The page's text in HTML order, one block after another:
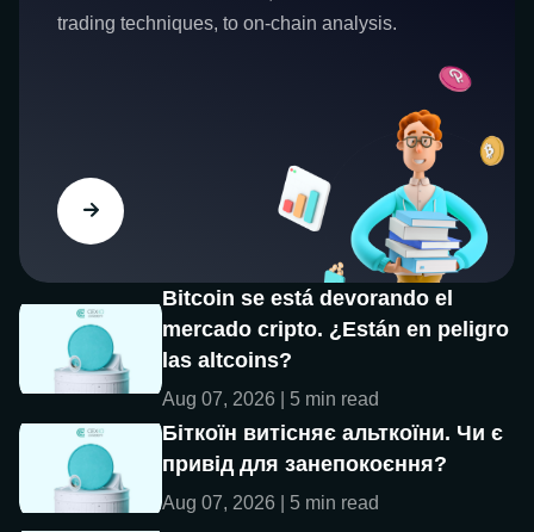
trading techniques, to on-chain analysis.
Bitcoin se está devorando el
mercado cripto. ¿Están en peligro
las altcoins?
Aug 07, 2026 | 5 min read
Біткоїн витісняє альткоїни. Чи є
привід для занепокоєння?
Aug 07, 2026 | 5 min read